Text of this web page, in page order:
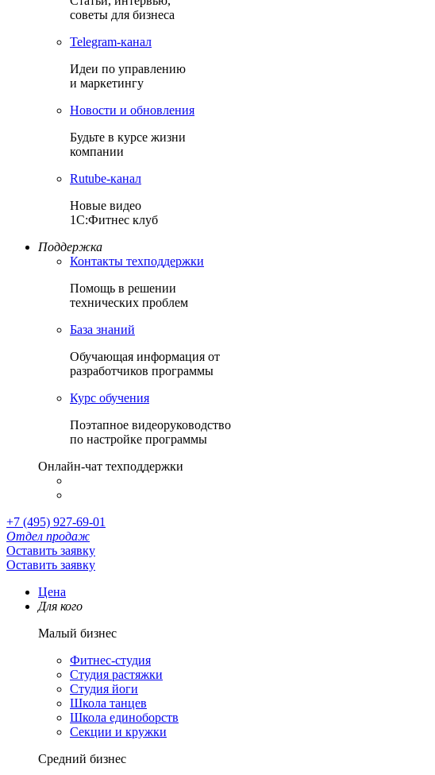
советы для бизнеса
Теlegram-канал
Идеи по управлению
и маркетингу
Новости и обновления
Будьте в курсе жизни
компании
Rutube-канал
Новые видео
1С:Фитнес клуб
Поддержка
Контакты техподдержки
Помощь в решении
технических проблем
База знаний
Обучающая информация от
разработчиков программы
Курс обучения
Поэтапное видеоруководство
по настройке программы
Онлайн-чат техподдержки
+7 (495) 927-69-01
Отдел продаж
Оставить заявку
Оставить заявку
Цена
Для кого
Малый бизнес
Фитнес-студия
Студия растяжки
Студия йоги
Школа танцев
Школа единоборств
Секции и кружки
Средний бизнес